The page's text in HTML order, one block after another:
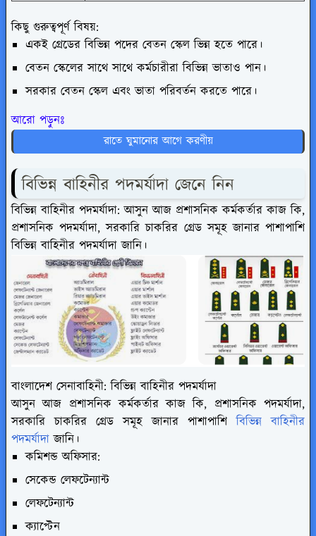
কিছু গুরুত্বপূর্ণ বিষয়:
একই গ্রেডের বিভিন্ন পদের বেতন স্কেল ভিন্ন হতে পারে।
বেতন স্কেলের সাথে সাথে কর্মচারীরা বিভিন্ন ভাতাও পান।
সরকার বেতন স্কেল এবং ভাতা পরিবর্তন করতে পারে।
আরো পড়ুনঃ
রাতে ঘুমানোর আগে করণীয়
বিভিন্ন বাহিনীর পদমর্যাদা জেনে নিন
বিভিন্ন বাহিনীর পদমর্যাদা: আসুন আজ প্রশাসনিক কর্মকর্তার কাজ কি,
প্রশাসনিক পদমর্যাদা, সরকারি চাকরির গ্রেড সমূহ জানার পাশাপাশি
বিভিন্ন বাহিনীর পদমর্যাদা জানি।
বাংলাদেশ সেনাবাহিনী:বিভিন্ন বাহিনীর পদমর্যাদা
আসুন আজ প্রশাসনিক কর্মকর্তার কাজ কি, প্রশাসনিক পদমর্যাদা,
সরকারি চাকরির গ্রেড সমূহ জানার পাশাপাশিবিভিন্ন বাহিনীর
পদমর্যাদা জানি।
কমিশন্ড অফিসার:
সেকেন্ড লেফটেন্যান্ট
লেফটেন্যান্ট
ক্যাপ্টেন